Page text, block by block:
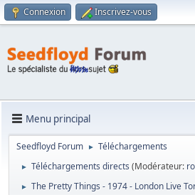
Connexion Inscrivez-vous
Menu principal
Seedfloyd Forum ► Téléchargements
► Téléchargements directs (Modérateur:
► The Pretty Things - 1974 - London Live